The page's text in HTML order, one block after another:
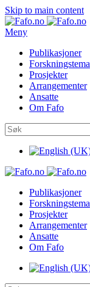
Skip to main content
Meny
Publikasjoner
Forskningstema
Prosjekter
Arrangementer
Ansatte
Om Fafo
Publikasjoner
Forskningstema
Prosjekter
Arrangementer
Ansatte
Om Fafo